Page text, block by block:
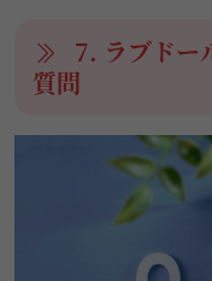
7. ラブドー
質問